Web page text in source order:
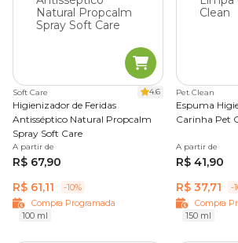
Soft Care 4.6
Higienizador de Feridas
Antisséptico Natural Propcalm
Spray Soft Care
A partir de
R$ 67,90
R$ 61,11
-10%
Compra Programada
100 ml
Pet Clean
Espuma
Carinha Pet
A partir de
R$ 41,90
R$ 37,71
-
Compra
150 ml